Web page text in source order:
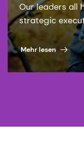
Our leaders all
strategic
Supported by
do business the
Mehr lesen